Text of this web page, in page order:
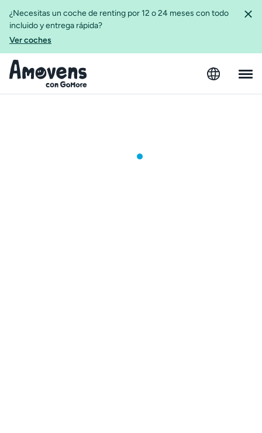
¿Necesitas un coche de renting por 12 o 24 meses con todo
incluido y entrega rápida?
Ver coches